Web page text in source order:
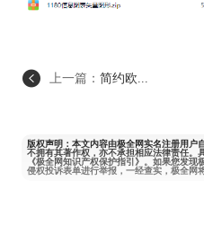
上一篇： 简约欧...
版权声明：本文内容由极全网实名注册用户
不拥有其著作权，亦不承担相应法律责任。
《极全网知识产权保护指引》。如果您发现
侵权投诉表单进行举报，一经查实，极全网